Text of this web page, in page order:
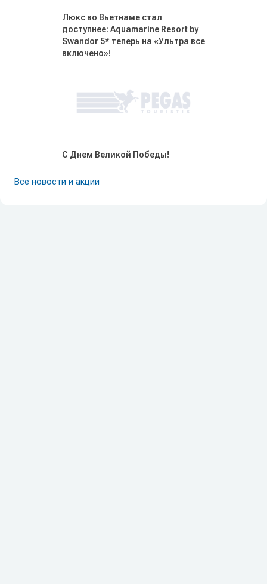
Люкс во Вьетнаме стал
доступнее: Aquamarine Resort by
Swandor 5* теперь на «Ультра все
включено»!
С Днем Великой Победы!
Все новости и акции